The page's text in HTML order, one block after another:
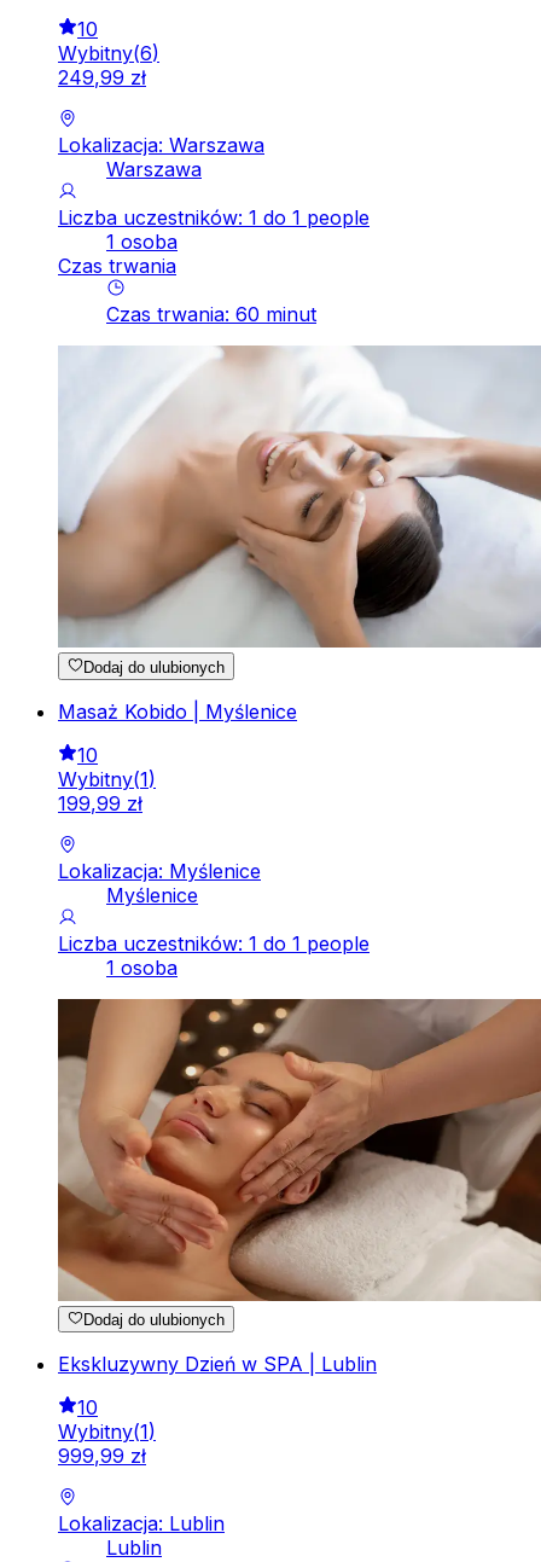
10
Wybitny(6)
249,99 zł
Lokalizacja: Warszawa
Warszawa
Liczba uczestników: 1 do 1 people
1 osoba
Czas trwania
Czas trwania: 60 minut
Dodaj do ulubionych
Masaż Kobido | Myślenice
10
Wybitny(1)
199,99 zł
Lokalizacja: Myślenice
Myślenice
Liczba uczestników: 1 do 1 people
1 osoba
Dodaj do ulubionych
Ekskluzywny Dzień w SPA | Lublin
10
Wybitny(1)
999,99 zł
Lokalizacja: Lublin
Lublin